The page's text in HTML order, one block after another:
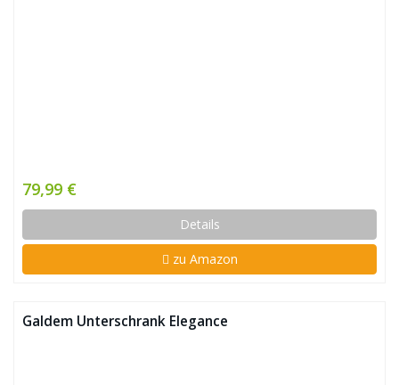
79,99 €
Details
zu Amazon
Galdem Unterschrank Elegance